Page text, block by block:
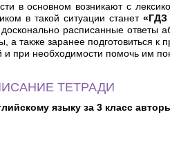
в основном возникают с
в такой ситуации станет«ГДЗ
расписанные ответы
заранее подготовиться
и при необходимости помочь им
ТЕТРАДИ
языку за 3 класс